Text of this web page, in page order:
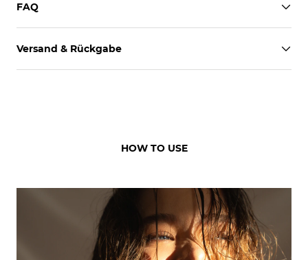
FAQ
Versand & Rückgabe
HOW TO USE